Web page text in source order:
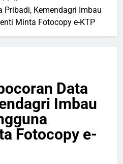
Pribadi, Kemendagri Imbau
Minta Fotocopy e-KTP
Data
Imbau
Fotocopy e-